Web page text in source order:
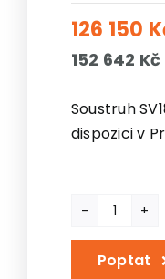
126 150
152 642 Kč
Soustruh
dispozici v
Použitý
SV18RA
Poptat